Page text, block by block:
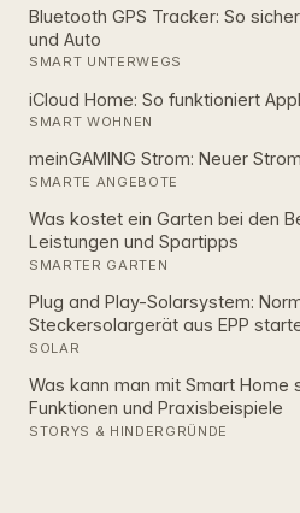
Bluetooth GPS Tracker: So
und Auto
SMART UNTERWEGS
iCloud Home: So funktioniert
SMART WOHNEN
meinGAMING Strom: Neuer
SMARTE ANGEBOTE
Was kostet ein Garten bei den
Leistungen und Spartipps
SMARTER GARTEN
Plug and Play-Solarsystem:
Steckersolargerät aus EPP
SOLAR
Was kann man mit Smart Home
Funktionen und Praxisbeispiele
STORYS & HINDERGRÜNDE